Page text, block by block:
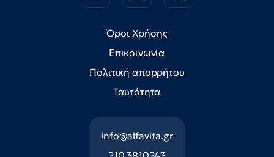
Όροι Χρήσης
Επικοινωνία
Πολιτική απορρήτου
Ταυτότητα
info@alfavita.gr